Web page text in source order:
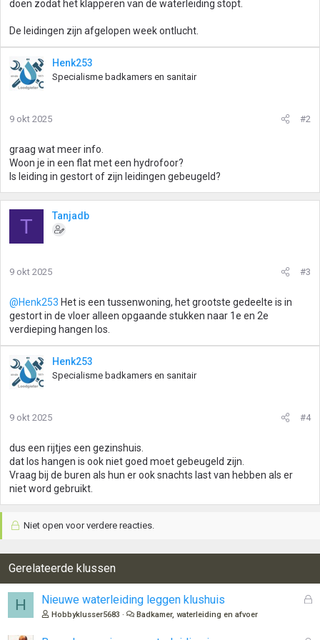
doen zodat het klapperen van de waterleiding stopt.
De leidingen zijn afgelopen week ontlucht.
Henk253
Specialisme badkamers en sanitair
9 okt 2025 #2
graag wat meer info.
Woon je in een flat met een hydrofoor?
Is leiding in gestort of zijn leidingen gebeugeld?
T Tanjadb
9 okt 2025 #3
@Henk253 Het is een tussenwoning, het grootste gedeelte is in
gestort in de vloer alleen opgaande stukken naar 1e en 2e
verdieping hangen los.
Henk253
Specialisme badkamers en sanitair
9 okt 2025 #4
dus een rijtjes een gezinshuis.
dat los hangen is ook niet goed moet gebeugeld zijn.
Vraag bij de buren als hun er ook snachts last van hebben als er
niet word gebruikt.
Niet open voor verdere reacties.
Gerelateerde klussen
H
G
Nieuwe waterleiding leggen klushuis
Hobbyklusser5683 Badkamer, waterleiding en afvoer